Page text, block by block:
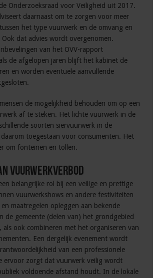
Onderzoeksraad voor Veiligheid uit 2017.
daarnaast om te zorgen voor meer
het type vuurwerk en de omvang en
dat advies wordt overgenomen.
van het OVV-rapport
de afgelopen jaren blijft het kabinet de
en worden eventuele aanvullende
de mogelijkheid behouden om op een
af te steken. Het lichte vuurwerk in de
soorten siervuurwerk in de
toegestaan voor consumenten. Het
om fonteinen en tollen.
vuurwerkverbod
belangrijke rol bij een veilige en prettige
vuurwerkshows en andere festiviteiten
maatregelen opleggen aan bekende
de gemeente (delen van) het grondgebied
als ook combineren met het organiseren van
Een dergelijk evenement wordt
van een professionele
ervoor zorgt dat vuurwerk veilig wordt
voldoende afstand houdt. In de lokale